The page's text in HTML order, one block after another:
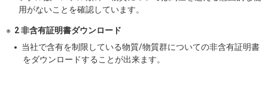
用がないことを確認しています。
2 非含有証明書ダウンロード
当社で含有を制限している物質/物質群についての非含有証明書
をダウンロードすることが出来ます。